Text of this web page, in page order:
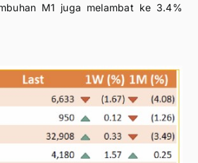
M1 juga melambat ke 3.4%